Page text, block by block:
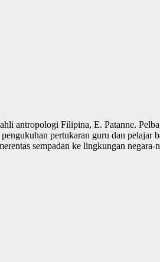
antropologi Filipina, E. Patanne.
pertukaran guru dan pelajar
sempadan ke lingkungan negara-